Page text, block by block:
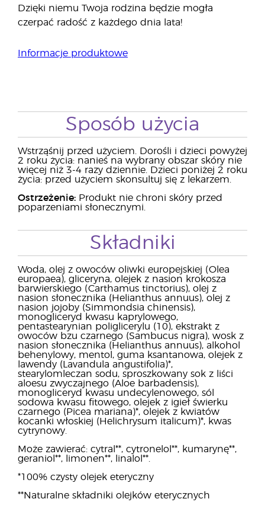
Dzięki niemu Twoja rodzina będzie mogła
czerpać radość z każdego dnia lata!
Informacje produktowe
Sposób użycia
Wstrząśnij przed użyciem. Dorośli i dzieci powyżej
2 roku życia: nanieś na wybrany obszar skóry nie
więcej niż 3-4 razy dziennie. Dzieci poniżej 2 roku
życia: przed użyciem skonsultuj się z lekarzem.
Ostrzeżenie: Produkt nie chroni skóry przed
poparzeniami słonecznymi.
Składniki
Woda, olej z owoców oliwki europejskiej (Olea
europaea), gliceryna, olejek z nasion krokosza
barwierskiego (Carthamus tinctorius), olej z
nasion słonecznika (Helianthus annuus), olej z
nasion jojoby (Simmondsia chinensis),
monogliceryd kwasu kaprylowego,
pentastearynian poliglicerylu (10), ekstrakt z
owoców bzu czarnego (Sambucus nigra), wosk z
nasion słonecznika (Helianthus annuus), alkohol
behenylowy, mentol, guma ksantanowa, olejek z
lawendy (Lavandula angustifolia)*,
stearylomleczan sodu, sproszkowany sok z liści
aloesu zwyczajnego (Aloe barbadensis),
monogliceryd kwasu undecylenowego, sól
sodowa kwasu fitowego, olejek z igieł świerku
czarnego (Picea mariana)*, olejek z kwiatów
kocanki włoskiej (Helichrysum italicum)*, kwas
cytrynowy.
Może zawierać: cytral**, cytronelol**, kumarynę**,
geraniol**, limonen**, linalol**.
*100% czysty olejek eteryczny
**Naturalne składniki olejków eterycznych